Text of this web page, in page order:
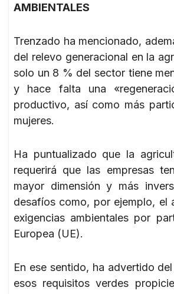
AMBIENTALES
Trenzado ha mencionado,
del relevo generacional en la
solo un 8 % del sector tiene
y hace falta una
productivo, así como más
mujeres.
Ha puntualizado que la
requerirá que las empresas
mayor dimensión y más
desafíos como, por ejemplo, el
exigencias ambientales por
Europea (UE).
En ese sentido, ha advertido
esos requisitos verdes